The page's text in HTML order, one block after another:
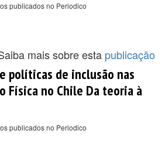
publicados no Periodico
mais sobre esta publicação
políticas de inclusão nas
Física no Chile Da teoria à
publicados no Periodico